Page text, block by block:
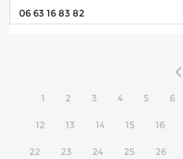
06 63 16 83 82
1 2 3 4 5 6
12 13 14 15 16
22 23 24 25 26